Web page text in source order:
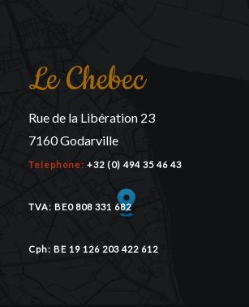
Le Chebec
Rue de la Libération 23
7160 Godarville
Telephone: +32 (0) 494 35 46 43
TVA: BE0 808 331 682
Cph: BE 19 126 203 422 612